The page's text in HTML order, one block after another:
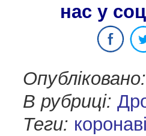
нас у
Опубліковано:
В рубриці:
Теги: